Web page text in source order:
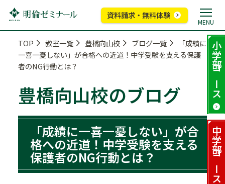
資料請求・無料体験
MENU
小学部
コース
中学部
コース
TOP 教室一覧 豊橋向山校 ブログ一覧
「成績に
一喜一憂しない」が合格への近道！中学受験を支える保護
者のNG行動とは？
豊橋向山校のブログ
「成績に一喜一憂しない」が合
格への近道！中学受験を支える
保護者のNG行動とは？